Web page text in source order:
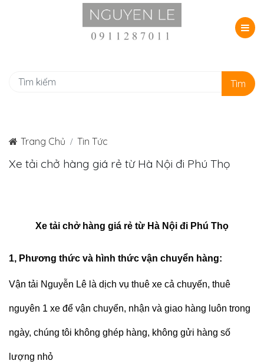
Tìm
Trang Chủ Tin Tức
Xe tải chở hàng giá rẻ từ Hà Nội đi Phú Thọ
Xe tải chở hàng giá rẻ từ Hà Nội đi Phú Thọ
1, Phương thức và hình thức vận chuyển hàng:
Vận tải Nguyễn Lê là dịch vụ thuê xe cả chuyến, thuê
nguyên 1 xe để vận chuyển, nhận và giao hàng luôn trong
ngày, chúng tôi không ghép hàng, không gửi hàng số
lượng nhỏ